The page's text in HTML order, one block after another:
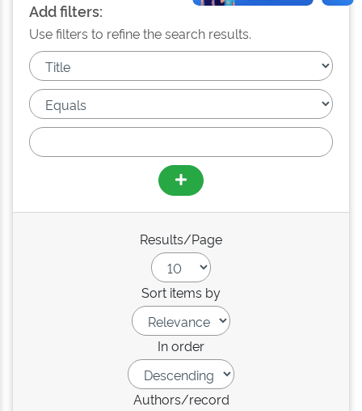
Add filters:
Use filters to refine the search results.
Results/Page
Sort items by
In order
Authors/record